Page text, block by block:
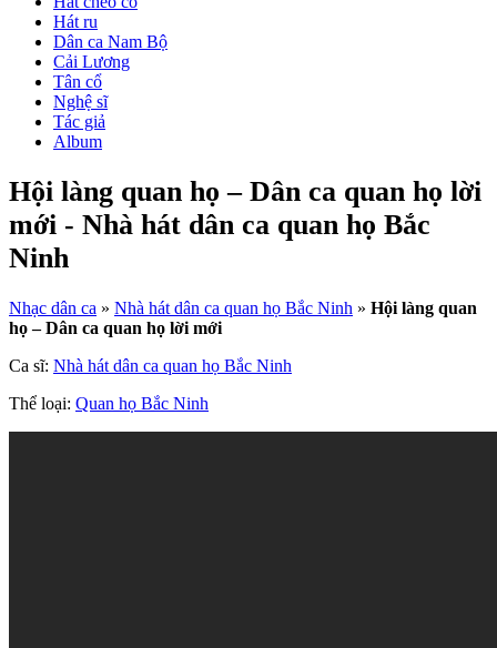
Hát ru
Dân ca Nam Bộ
Cải Lương
Tân cổ
Nghệ sĩ
Tác giả
Album
Hội làng quan họ – Dân ca quan họ lời
mới - Nhà hát dân ca quan họ Bắc
Ninh
Nhạc dân ca » Nhà hát dân ca quan họ Bắc Ninh » Hội làng quan
họ – Dân ca quan họ lời mới
Ca sĩ: Nhà hát dân ca quan họ Bắc Ninh
Thể loại: Quan họ Bắc Ninh